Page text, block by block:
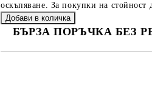
оскъпяване. За покупки на стойност
БЪРЗА ПОРЪЧКА БЕЗ